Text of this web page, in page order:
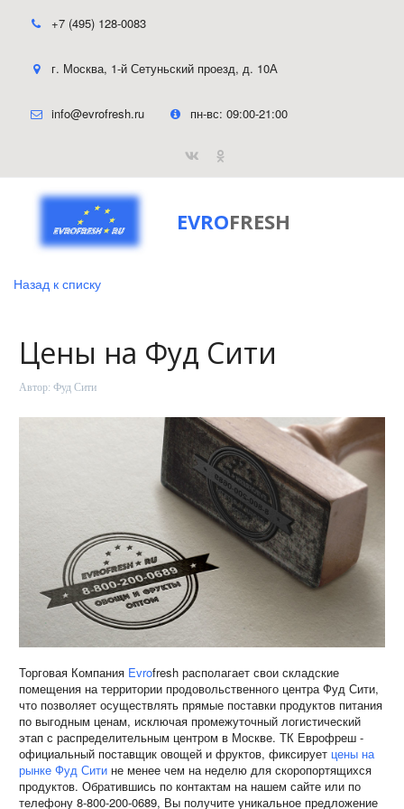
+7 (495) 128-0083
г. Москва, 1-й Сетуньский проезд, д. 10А
info@evrofresh.ru пн-вс: 09:00-21:00
EVROFRESH
Назад к списку
Цены на Фуд Сити
Автор: Фуд Сити
Торговая Компания Evrofresh располагает свои складские
помещения на территории продовольственного центра Фуд Сити,
что позволяет осуществлять прямые поставки продуктов питания
по выгодным ценам, исключая промежуточный логистический
этап с распределительным центром в Москве. ТК Еврофреш -
официальный поставщик овощей и фруктов, фиксирует цены на
рынке Фуд Сити не менее чем на неделю для скоропортящихся
продуктов. Обратившись по контактам на нашем сайте или по
телефону 8-800-200-0689, Вы получите уникальное предложение